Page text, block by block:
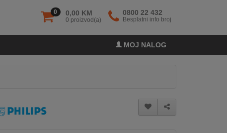
0 0,00 KM
0 proizvod(a)
0800 22 432
Besplatni info broj
MOJ NALOG